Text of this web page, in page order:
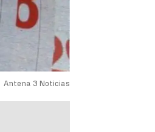
Antena 3 Noticias